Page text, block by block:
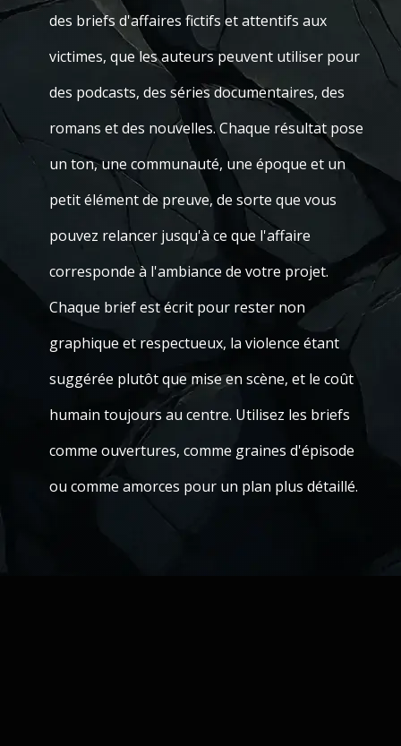
des briefs d'affaires fictifs et attentifs aux
victimes, que les auteurs peuvent utiliser pour
des podcasts, des séries documentaires, des
romans et des nouvelles. Chaque résultat pose
un ton, une communauté, une époque et un
petit élément de preuve, de sorte que vous
pouvez relancer jusqu'à ce que l'affaire
corresponde à l'ambiance de votre projet.
Chaque brief est écrit pour rester non
graphique et respectueux, la violence étant
suggérée plutôt que mise en scène, et le coût
humain toujours au centre. Utilisez les briefs
comme ouvertures, comme graines d'épisode
ou comme amorces pour un plan plus détaillé.